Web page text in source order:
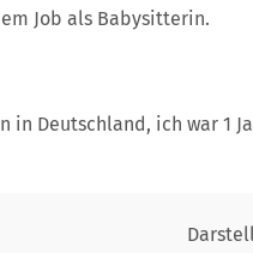
Job als Babysitterin.
in Deutschland, ich war 1